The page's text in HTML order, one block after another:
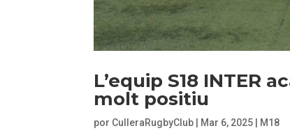
L’equip S18 INTER
molt positiu
por CulleraRugbyClub Mar 6, 2025 M18